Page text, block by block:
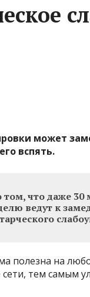
может
вспять.
что даже 30
ведут к
полезна на
тем самым